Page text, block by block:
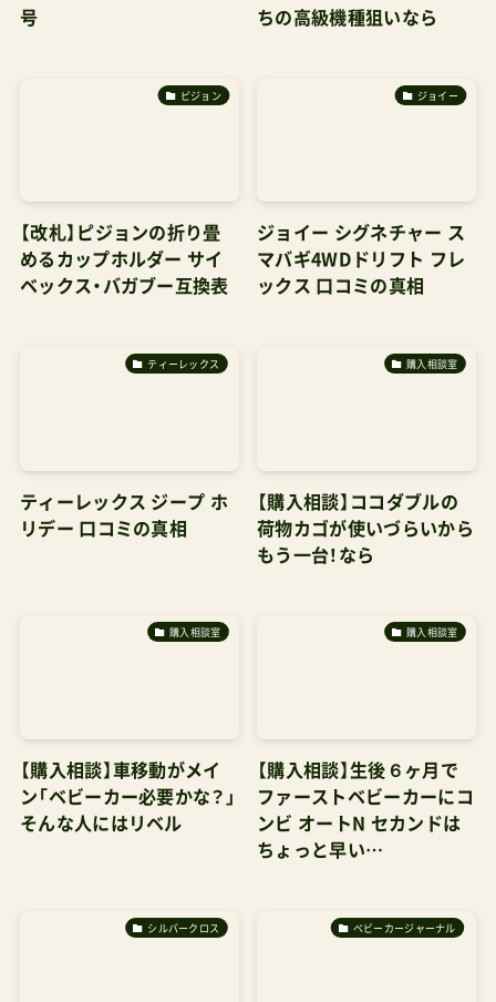
号 ちの高級機種狙いなら
ピジョン
【改札】ピジョンの折り畳
めるカップホルダー サイ
ベックス・バガブー互換表
ジョイー
ジョイー シグネチャー ス
マバギ4WDドリフト フレ
ックス 口コミの真相
ティーレックス
ティーレックス ジープ ホ
リデー 口コミの真相
購入相談室
【購入相談】ココダブルの
荷物カゴが使いづらいから
もう一台！なら
購入相談室
【購入相談】車移動がメイ
ン「ベビーカー必要かな？」
そんな人にはリベル
購入相談室
【購入相談】生後６ヶ月で
ファーストベビーカーにコ
ンビ オートN セカンドは
ちょっと早い…
シルバークロス ベビーカージャーナル